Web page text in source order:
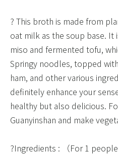
? This broth is made from
oat milk as the soup base. It
miso and fermented tofu,
Springy noodles, topped
ham, and other various
definitely enhance your
healthy but also delicious.
Guanyinshan and make
?Ingredients : （For 1 people